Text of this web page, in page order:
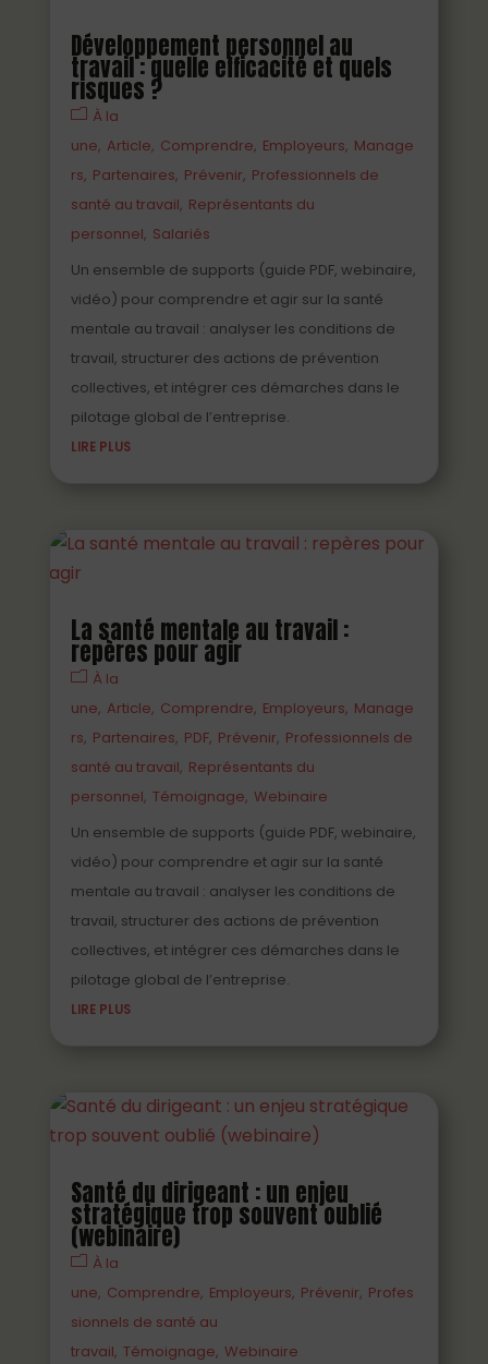
Développement personnel au
travail : quelle efficacité et quels
risques ?
À la
une Article Comprendre Employeurs Manage
rs Partenaires Prévenir Professionnels de
santé au travail Représentants du
personnel Salariés
Un ensemble de supports (guide PDF, webinaire,
vidéo) pour comprendre et agir sur la santé
mentale au travail : analyser les conditions de
travail, structurer des actions de prévention
collectives, et intégrer ces démarches dans le
pilotage global de l’entreprise.
LIRE PLUS
La santé mentale au travail :
repères pour agir
À la
une Article Comprendre Employeurs Manage
rs Partenaires PDF Prévenir Professionnels de
santé au travail Représentants du
personnel Témoignage Webinaire
Un ensemble de supports (guide PDF, webinaire,
vidéo) pour comprendre et agir sur la santé
mentale au travail : analyser les conditions de
travail, structurer des actions de prévention
collectives, et intégrer ces démarches dans le
pilotage global de l’entreprise.
LIRE PLUS
Santé du dirigeant : un enjeu
stratégique trop souvent oublié
(webinaire)
À la
une Comprendre Employeurs Prévenir Profes
sionnels de santé au
travail Témoignage Webinaire